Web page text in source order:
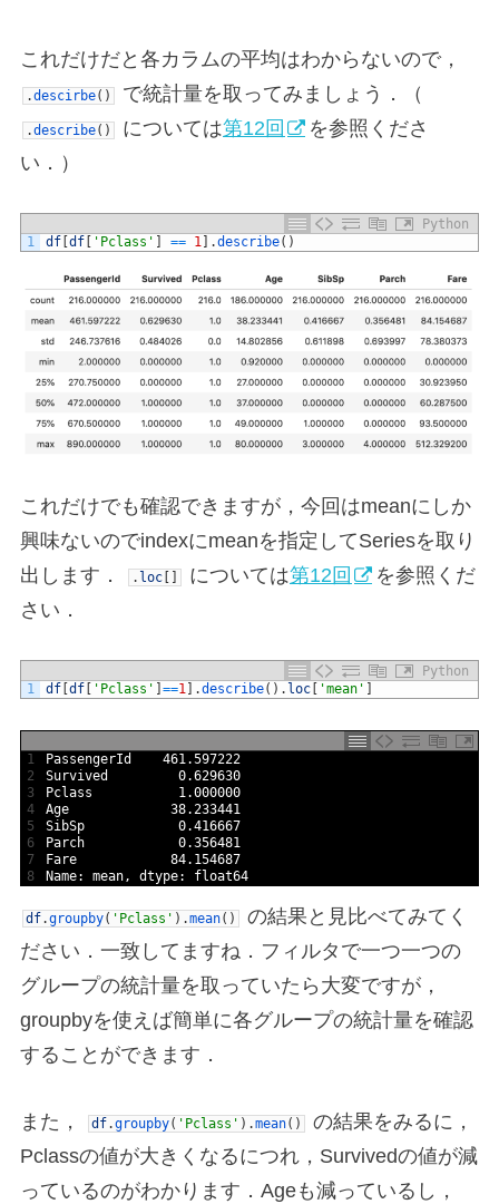
これだけだと各カラムの平均はわからないので，
.descirbe( ) で統計量を取ってみましょう．（
.describe( ) については第12回
を参照くださ
い．）
Python
1
df df 'Pclass' == 1 .describe( )
これだけでも確認できますが，今回はmeanにしか
興味ないのでindexにmeanを指定してSeriesを取り
出します．
. loc [ ] については第12回
を参照くだ
さい．
Python
1
df [df [ 'Pclass' ] ==1 ] .describe( ) . loc [ 'mean' ]
1
2
3
4
5
6
7
8
PassengerId
461.597222
Survived
0.629630
Pclass
1.000000
Age
38.233441
SibSp
0.416667
Parch
0.356481
Fare
84.154687
Name: mean, dtype: float64
df.groupby( 'Pclass' ) .mean( )
の結果と見比べてみてく
ださい．一致してますね．フィルタで一つ一つの
グループの統計量を取っていたら大変ですが，
groupbyを使えば簡単に各グループの統計量を確認
することができます．
また， df.groupby( 'Pclass' ) .mean( )
の結果をみるに，
Pclassの値が大きくなるにつれ，Survivedの値が減
っているのがわかります．Ageも減っているし，